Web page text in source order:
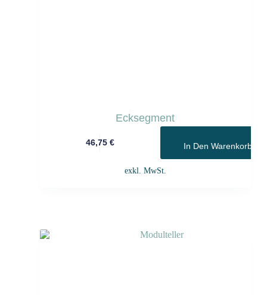
Ecksegment
46,75 € In Den Warenkorb
exkl. MwSt.